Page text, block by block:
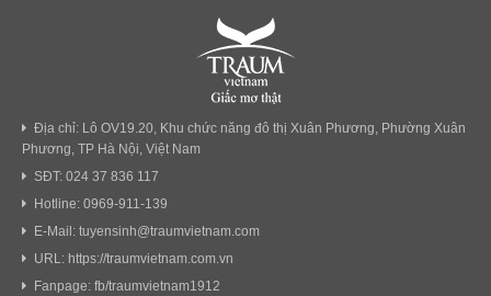
Địa chỉ: Lô OV19.20, Khu chức năng đô thị Xuân Phương, Phường Xuân
Phương, TP Hà Nội, Việt Nam
SĐT: 024 37 836 117
Hotline: 0969-911-139
E-Mail: tuyensinh@traumvietnam.com
URL: https://traumvietnam.com.vn
Fanpage: fb/traumvietnam1912